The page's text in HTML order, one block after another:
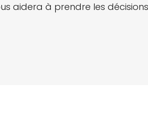
à prendre les